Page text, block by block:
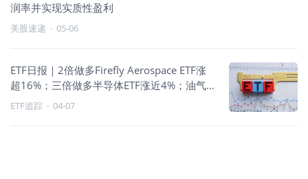
润率并实现实质性盈利
美股速递 · 05-06
ETF日报｜2倍做多Firefly Aerospace ETF涨
超16%；三倍做多半导体ETF涨近4%；油气
走强、成长回暖
ETF追踪 · 04-07